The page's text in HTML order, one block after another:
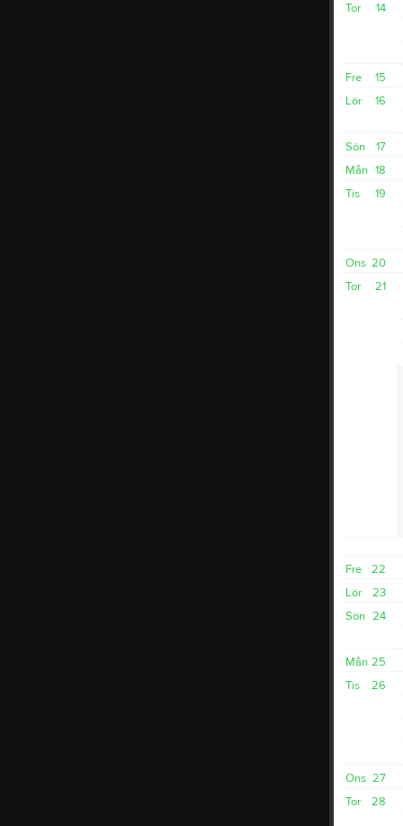
14
Tor
15
Fre
16
Lör
17
Sön
18
Mån
19
Tis
20
Ons
21
Tor
22
Fre
23
Lör
24
Sön
25
Mån
26
Tis
27
Ons
28
Tor